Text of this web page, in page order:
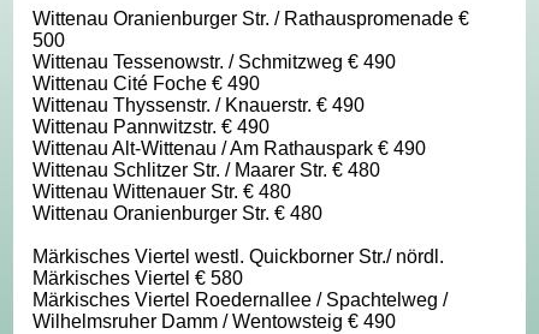
Wittenau Oranienburger Str. / Rathauspromenade €
500
Wittenau Tessenowstr. / Schmitzweg € 490
Wittenau Cité Foche € 490
Wittenau Thyssenstr. / Knauerstr. € 490
Wittenau Pannwitzstr. € 490
Wittenau Alt-Wittenau / Am Rathauspark € 490
Wittenau Schlitzer Str. / Maarer Str. € 480
Wittenau Wittenauer Str. € 480
Wittenau Oranienburger Str. € 480
Märkisches Viertel westl. Quickborner Str./ nördl.
Märkisches Viertel € 580
Märkisches Viertel Roedernallee / Spachtelweg /
Wilhelmsruher Damm / Wentowsteig € 490